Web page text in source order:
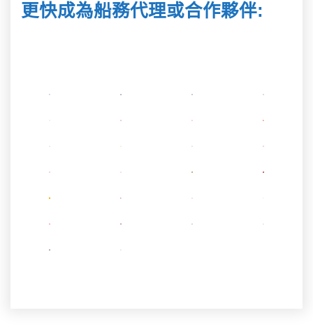
更快成為船務代理或合作夥伴: